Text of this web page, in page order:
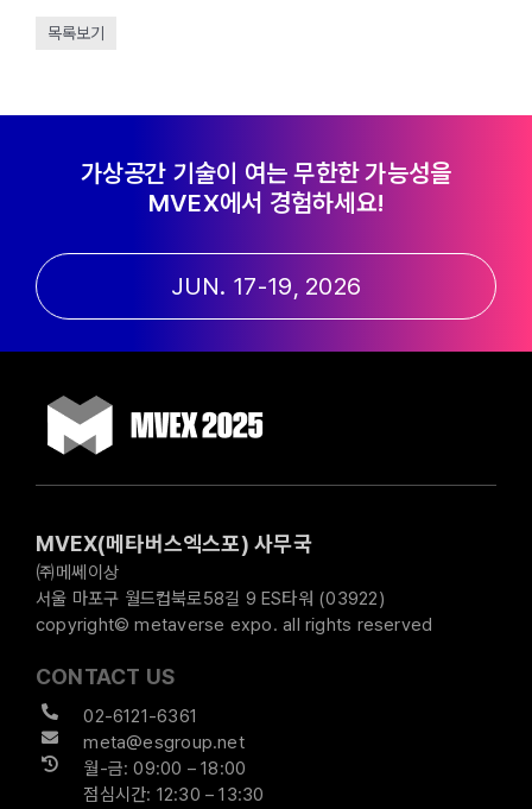
목록보기
가상공간 기술이 여는 무한한 가능성을
MVEX에서 경험하세요!
JUN. 17-19, 2026
MVEX(메타버스엑스포) 사무국
㈜메쎄이상
서울 마포구 월드컵북로58길 9 ES타워 (03922)
copyright© metaverse expo. all rights reserved
CONTACT US
02-6121-6361
meta@esgroup.net
월-금: 09:00 – 18:00
점심시간: 12:30 – 13:30